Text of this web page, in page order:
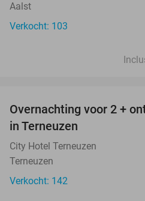
Aalst
Verkocht: 103
Overnachting voor 2 +
in Terneuzen
City Hotel Terneuzen
Terneuzen
Verkocht: 142